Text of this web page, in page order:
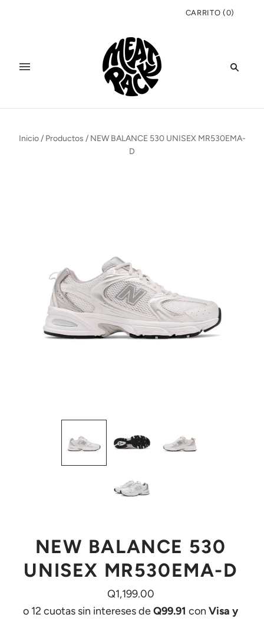
CARRITO (0)
Inicio / Productos / NEW BALANCE 530 UNISEX MR530EMA-
D
NEW BALANCE 530
UNISEX MR530EMA-D
Q1,199.00
o 12 cuotas sin intereses deQ99.91 con Visa y